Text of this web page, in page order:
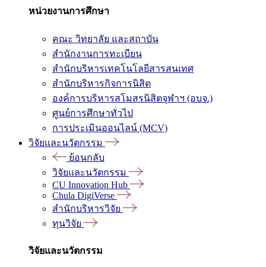
หน่วยงานการศึกษา
คณะ วิทยาลัย และสถาบัน
สำนักงานการทะเบียน
สำนักบริหารเทคโนโลยีสารสนเทศ
สำนักบริหารกิจการนิสิต
องค์การบริหารสโมสรนิสิตจุฬาฯ (อบจ.)
ศูนย์การศึกษาทั่วไป
การประเมินออนไลน์ (MCV)
วิจัยและนวัตกรรม
ย้อนกลับ
วิจัยและนวัตกรรม
CU Innovation Hub
Chula DigiVerse
สำนักบริหารวิจัย
ทุนวิจัย
วิจัยและนวัตกรรม